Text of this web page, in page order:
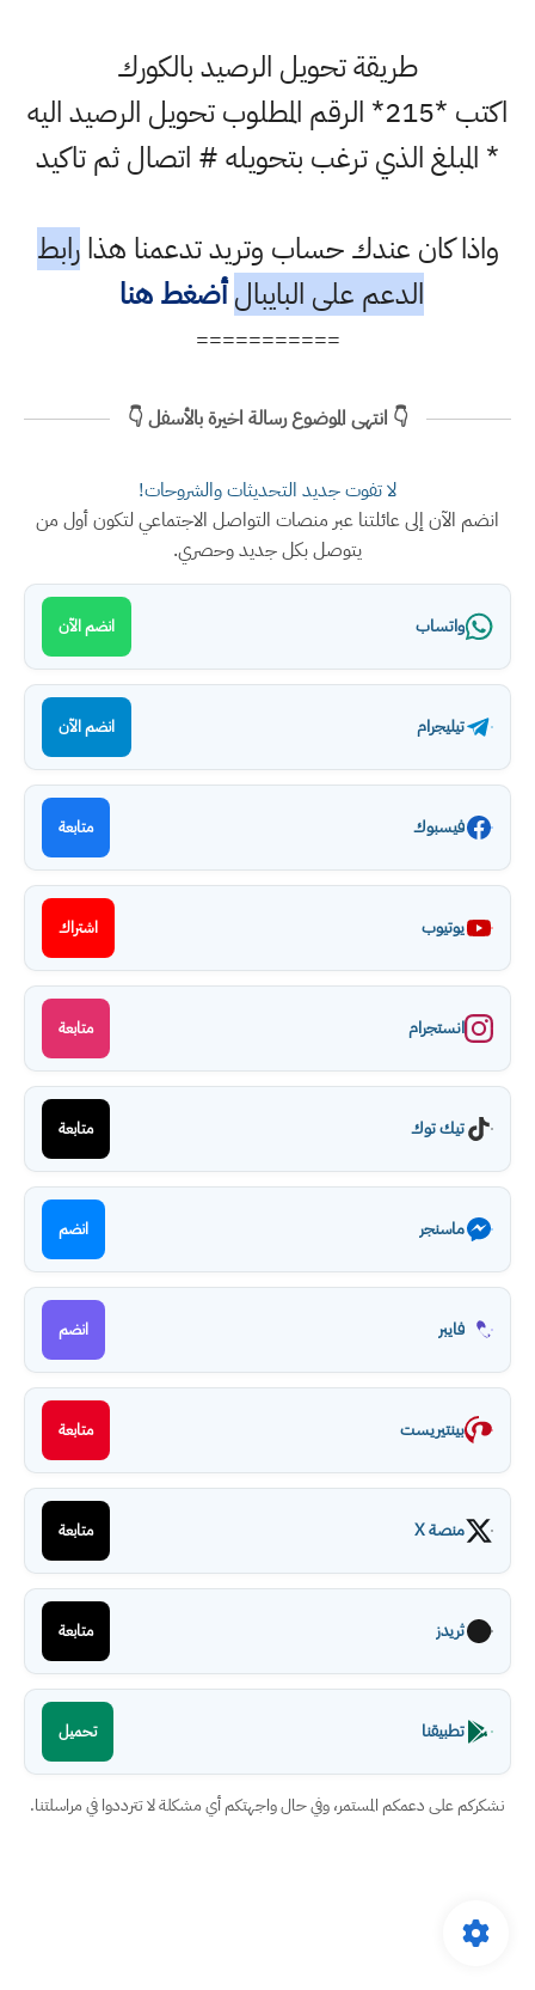
طريقة تحويل الرصيد بالكورك
اكتب *215* الرقم المطلوب تحويل الرصيد اليه
* المبلغ الذي ترغب بتحويله # اتصال ثم تاكيد
واذا كان عندك حساب وتريد تدعمنا هذارابط
الدعم على البايبال أضغط هنا
===========
👇 انتهى الموضوع رسالة اخيرة بالأسفل 👇
لا تفوت جديد التحديثات والشروحات!
انضم الآن إلى عائلتنا عبر منصات التواصل الاجتماعي لتكون أول من
يتوصل بكل جديد وحصري.
واتساب انضم الآن
تيليجرام انضم الآن
فيسبوك متابعة
يوتيوب اشتراك
انستجرام متابعة
تيك توك متابعة
ماسنجر انضم
فايبر انضم
بينتيريست متابعة
منصة X متابعة
ثريدز متابعة
تطبيقنا تحميل
نشكركم على دعمكم المستمر، وفي حال واجهتكم أي مشكلة لا تترددوا في مراسلتنا.